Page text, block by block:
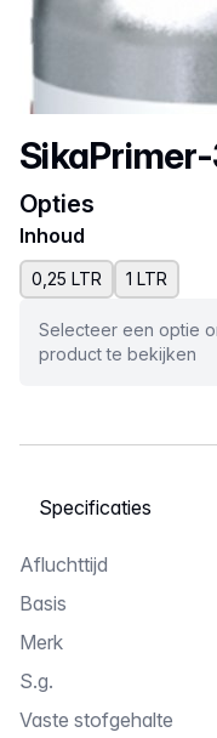
Opties
Inhoud
0,25 LTR 1 LTR
Selecteer een optie
product te bekijken
Selecteer een tabblad
Afluchttijd
Basis
Merk
S.g.
Vaste stofgehalte